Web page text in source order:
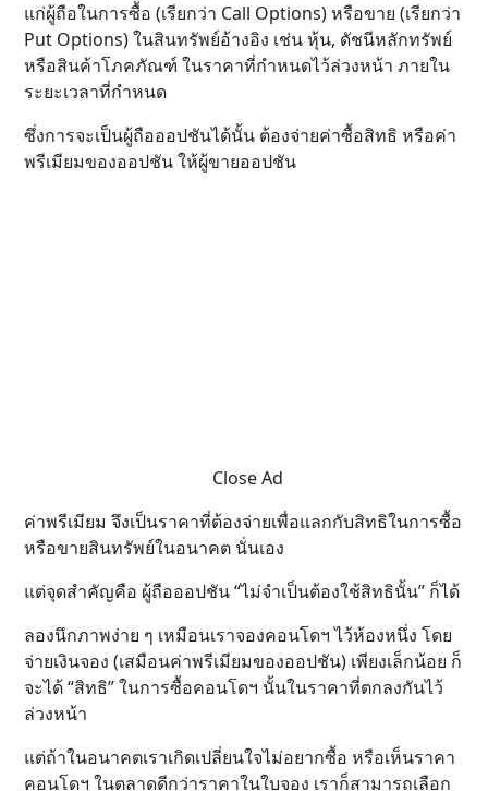
แก่ผู้ถือในการซื้อ (เรียกว่า Call Options) หรือขาย (เรียกว่า
Put Options) ในสินทรัพย์อ้างอิง เช่น หุ้น, ดัชนีหลักทรัพย์
หรือสินค้าโภคภัณฑ์ ในราคาที่กำหนดไว้ล่วงหน้า ภายใน
ระยะเวลาที่กำหนด
ซึ่งการจะเป็นผู้ถือออปชันได้นั้น ต้องจ่ายค่าซื้อสิทธิ หรือค่า
พรีเมียมของออปชัน ให้ผู้ขายออปชัน
Close Ad
ค่าพรีเมียม จึงเป็นราคาที่ต้องจ่ายเพื่อแลกกับสิทธิในการซื้อ
หรือขายสินทรัพย์ในอนาคต นั่นเอง
แต่จุดสำคัญคือ ผู้ถือออปชัน “ไม่จำเป็นต้องใช้สิทธินั้น” ก็ได้
ลองนึกภาพง่าย ๆ เหมือนเราจองคอนโดฯ ไว้ห้องหนึ่ง โดย
จ่ายเงินจอง (เสมือนค่าพรีเมียมของออปชัน) เพียงเล็กน้อย ก็
จะได้ “สิทธิ” ในการซื้อคอนโดฯ นั้นในราคาที่ตกลงกันไว้
ล่วงหน้า
แต่ถ้าในอนาคตเราเกิดเปลี่ยนใจไม่อยากซื้อ หรือเห็นราคา
คอนโดฯ ในตลาดดีกว่าราคาในใบจอง เราก็สามารถเลือก